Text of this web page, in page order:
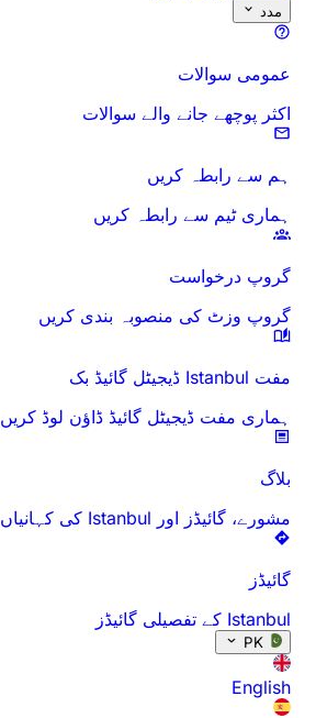
مدد
عمومی سوالات
اکثر پوچھے جانے والے سوالات
ہم سے رابطہ کریں
ہماری ٹیم سے رابطہ کریں
گروپ درخواست
گروپ وزٹ کی منصوبہ بندی کریں
مفت Istanbul ڈیجیٹل گائیڈ بک
ہماری مفت ڈیجیٹل گائیڈ ڈاؤن لوڈ کریں
بلاگ
مشورے، گائیڈز اور Istanbul کی کہانیاں
گائیڈز
Istanbul کے تفصیلی گائیڈز
PK
English